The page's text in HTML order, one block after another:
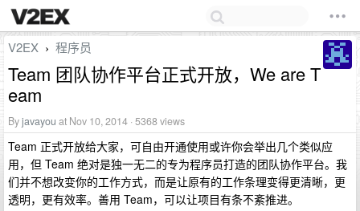
V2EX › 程序员
Team 团队协作平台正式开放，We are T
eam
Byjavayou at Nov 10, 2014 · 5368 views
Team 正式开放给大家，可自由开通使用或许你会举出几个类似应
用，但 Team 绝对是独一无二的专为程序员打造的团队协作平台。我
们并不想改变你的工作方式，而是让原有的工作条理变得更清晰，更
透明，更有效率。善用 Team，可以让项目有条不紊推进。